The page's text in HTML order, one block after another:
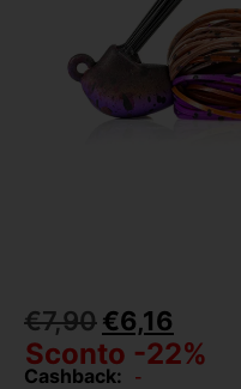
€7,90€6,16
Sconto -22%
Cashback: -